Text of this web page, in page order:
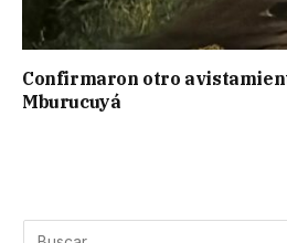
Confirmaron otro
Mburucuyá